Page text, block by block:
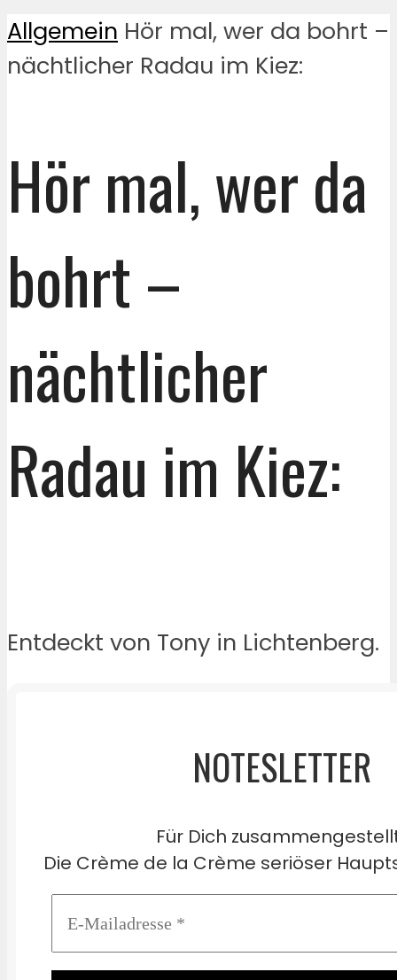
Allgemein Hör mal, wer da bohrt –
nächtlicher Radau im Kiez:
Hör mal, wer da
bohrt –
nächtlicher
Radau im Kiez:
Entdeckt von Tony in Lichtenberg.
NOTESLETTER
Für Dich
Die Crème de la Crème seriöser